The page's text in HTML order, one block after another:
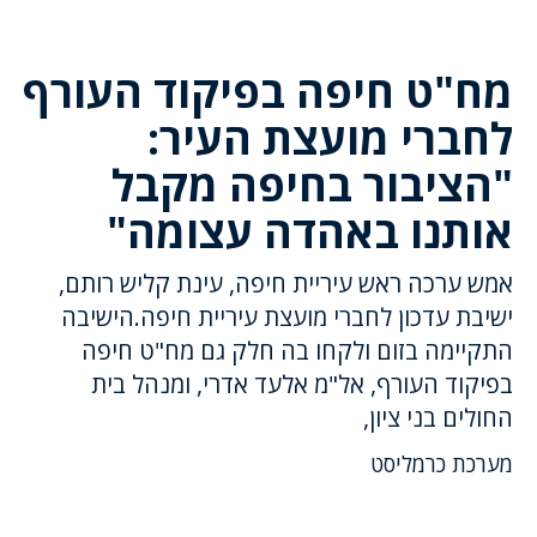
מח"ט חיפה בפיקוד העורף
לחברי מועצת העיר:
"הציבור בחיפה מקבל
אותנו באהדה עצומה"
אמש ערכה ראש עיריית חיפה, עינת קליש רותם,
ישיבת עדכון לחברי מועצת עיריית חיפה.הישיבה
התקיימה בזום ולקחו בה חלק גם מח"ט חיפה
בפיקוד העורף, אל"מ אלעד אדרי, ומנהל בית
החולים בני ציון,
מערכת כרמליסט